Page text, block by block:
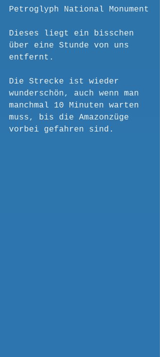
Petroglyph National Monument
Dieses liegt ein bisschen
über eine Stunde von uns
entfernt.
Die Strecke ist wieder
wunderschön, auch wenn man
manchmal 10 Minuten warten
muss, bis die Amazonzüge
vorbei gefahren sind.